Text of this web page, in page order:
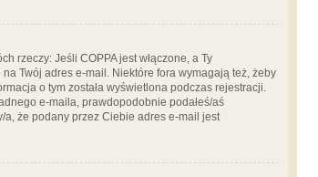
rzeczy: Jeśli COPPA jest włączone, a Ty
Twój adres e-mail. Niektóre fora wymagają też, żeby
o tym została wyświetlona podczas rejestracji.
e-maila, prawdopodobnie podałeś/aś
a, że podany przez Ciebie adres e-mail jest